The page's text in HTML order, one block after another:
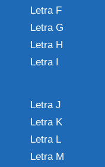
Letra F
Letra G
Letra H
Letra I
Letra J
Letra K
Letra L
Letra M